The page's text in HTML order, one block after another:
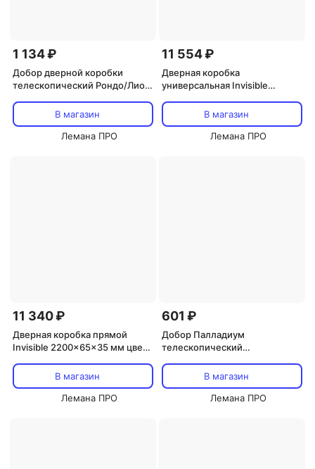
1 134 ₽
Добор дверной коробки
телескопический Рондо/Лион
серый жемчугВ магазин
Лемана ПРО
11 554 ₽
Дверная коробка
универсальная Invisible
В магазин
Лемана ПРО
11 340 ₽
Дверная коробка прямой
Invisible 2200x65x35 мм цвет
В магазин
Лемана ПРО
601 ₽
Добор Палладиум
телескопический
В магазин
Лемана ПРО